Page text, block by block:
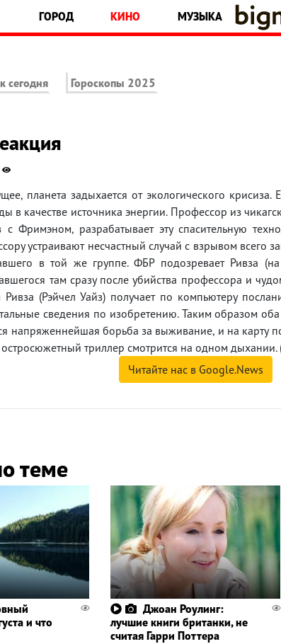
ГОРОД КИНО МУЗЫКА
сегодня Гороскопы 2025
планета задыхается от экологического
в качестве источника энергии. Профессор из
Фримэном, разрабатывает эту спасительную
устраивают несчастный случай с взрывом всего
в той же группе. ФБР подозревает Ривза
там сразу после убийства профессора и
Ривза (Рэйчел Уайз) получает по компьютеру
сведения по изобретению. Таким образом
напряженнейшая борьба за выживание, и на карту
триллер смотрится на одном
Читайте нас в Google.News
теме
и что
Джоан Роулинг:
лучшие книги британки, не
считая Гарри Поттера